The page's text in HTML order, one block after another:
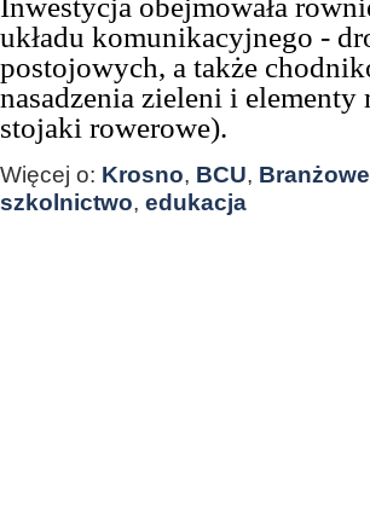
Inwestycja obejmowała
układu komunikacyjnego -
postojowych, a także
nasadzenia zieleni i
stojaki rowerowe).
Więcej o: Krosno, BCU,
szkolnictwo, edukacja